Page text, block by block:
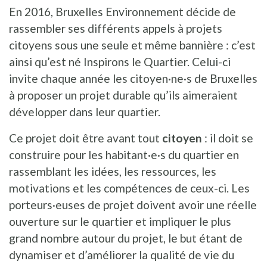
En 2016, Bruxelles Environnement décide de
rassembler ses différents appels à projets
citoyens sous une seule et même bannière : c’est
ainsi qu’est né Inspirons le Quartier. Celui-ci
invite chaque année les citoyen·ne·s de Bruxelles
à proposer un projet durable qu’ils aimeraient
développer dans leur quartier.
Ce projet doit être avant tout citoyen : il doit se
construire pour les habitant·e·s du quartier en
rassemblant les idées, les ressources, les
motivations et les compétences de ceux-ci. Les
porteurs·euses de projet doivent avoir une réelle
ouverture sur le quartier et impliquer le plus
grand nombre autour du projet, le but étant de
dynamiser et d’améliorer la qualité de vie du